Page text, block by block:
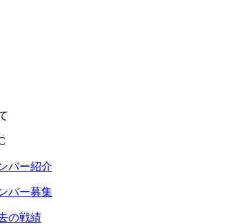
バー紹介
バー募集
の戦績